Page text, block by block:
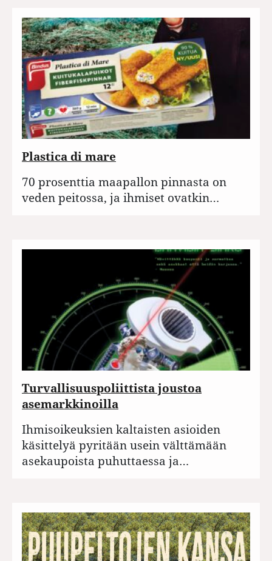
Plastica di mare
70 prosenttia maapallon pinnasta on
veden peitossa, ja ihmiset ovatkin…
Turvallisuuspoliittista joustoa
asemarkkinoilla
Ihmisoikeuksien kaltaisten asioiden
käsittelyä pyritään usein välttämään
asekaupoista puhuttaessa ja…